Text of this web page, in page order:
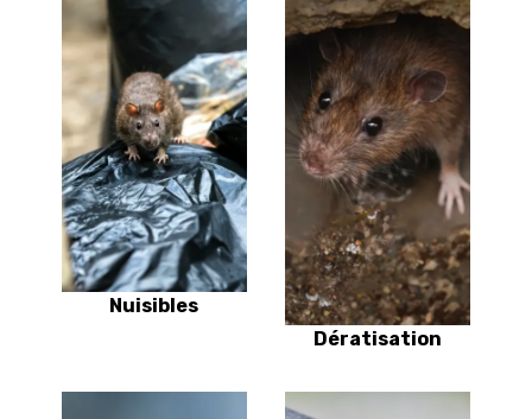
Nuisibles
Dératisation